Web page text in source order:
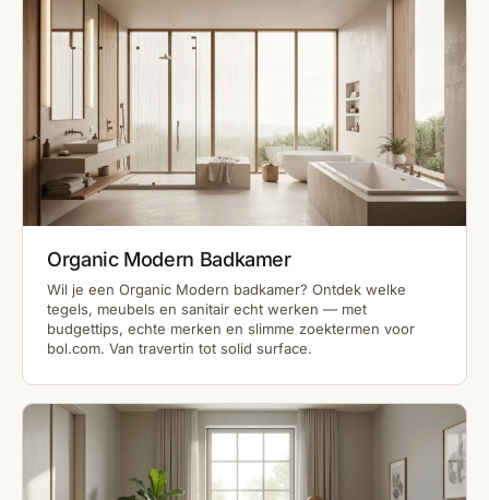
Organic Modern Badkamer
Wil je een Organic Modern badkamer? Ontdek welke
tegels, meubels en sanitair echt werken — met
budgettips, echte merken en slimme zoektermen voor
bol.com. Van travertin tot solid surface.